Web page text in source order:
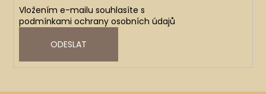
Vložením e-mailu souhlasíte s
podmínkami ochrany osobních údajů
ODESLAT